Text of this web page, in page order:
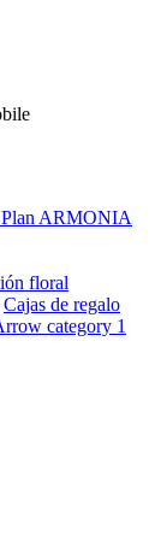
Plan ARMONIA
floral
Cajas de regalo